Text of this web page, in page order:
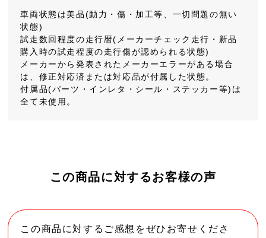
車両状態は美品(動力・傷・加工等、一切問題の無い
状態)
試走数回程度の走行暦(メーカーチェック走行・新品
購入時の試走程度の走行傷が認められる状態)
メーカーから発表されたメーカーエラーがある場合
は、修正対応済または対応品が付属した状態。
付属品(パーツ・インレタ・シール・ステッカー等)は
全て未使用。
この商品に対するお客様の声
この商品に対するご感想をぜひお寄せくださ